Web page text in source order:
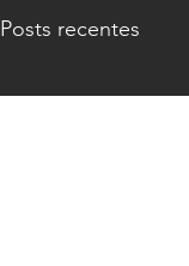
Posts recentes